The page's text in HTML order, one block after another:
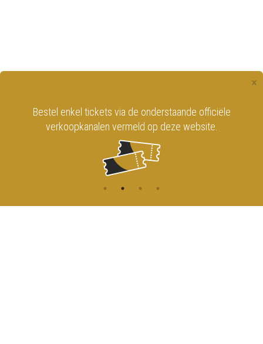
×
Bestel enkel tickets via de onderstaande officiële
verkoopkanalen vermeld op deze website.